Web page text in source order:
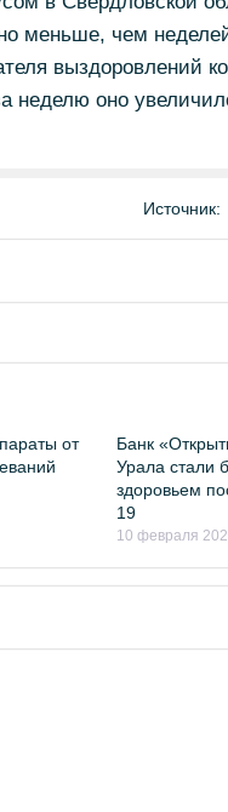
меньше, чем
выздоровлений
неделю оно
Источник:
от
Банк
Урала стали
здоровьем
19
10 февраля